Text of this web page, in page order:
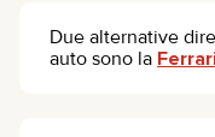
Due alternative
auto sono la